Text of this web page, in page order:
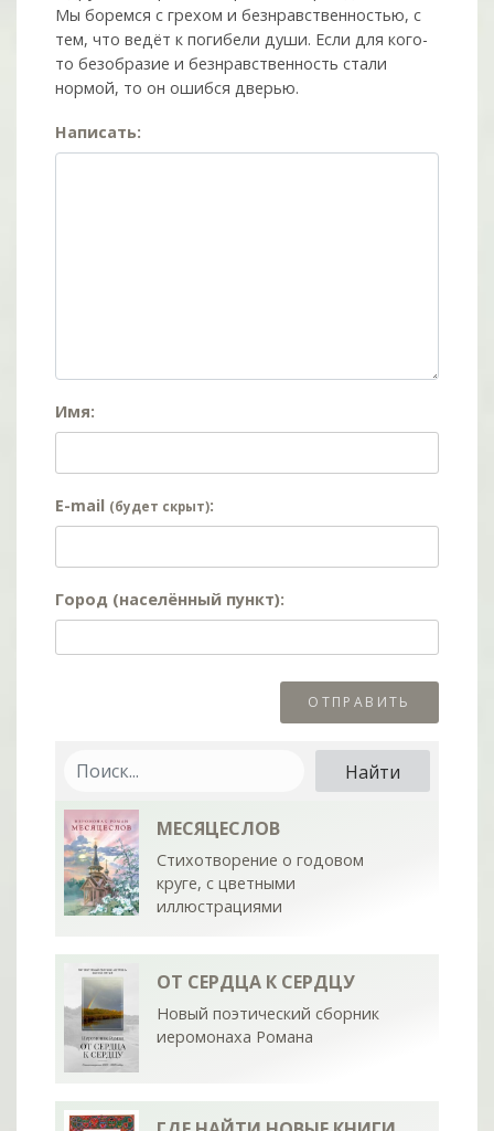
Мы боремся с грехом и без­нрав­ствен­ностью, с
тем, что ведёт к погибели души. Если для кого-
то безобразие и безнравственность стали
нормой, то он ошибся дверью.
Написать:
Имя:
E-mail (будет скрыт):
Город (населённый пункт):
МЕСЯЦЕСЛОВ
Стихотворение о годовом
круге, с цветными
иллюстрациями
ОТ СЕРДЦА К СЕРДЦУ
Новый поэтический сборник
иеромонаха Романа